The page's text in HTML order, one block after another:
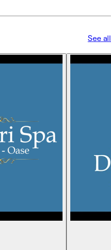
See all